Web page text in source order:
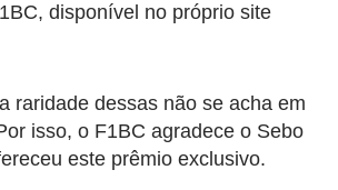
disponível no próprio site
raridade dessas não se acha em
isso, o F1BC agradece o Sebo
este prêmio exclusivo.